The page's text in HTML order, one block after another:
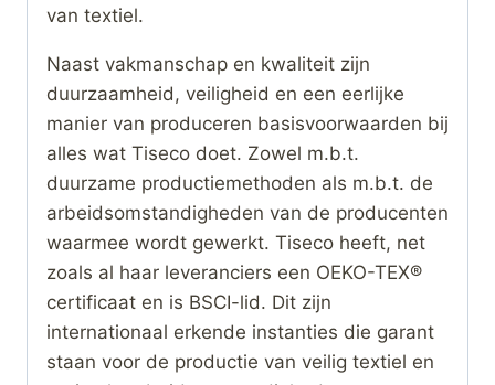
van textiel.
Naast vakmanschap en kwaliteit zijn
duurzaamheid, veiligheid en een eerlijke
manier van produceren basisvoorwaarden bij
alles wat Tiseco doet. Zowel m.b.t.
duurzame productiemethoden als m.b.t. de
arbeidsomstandigheden van de producenten
waarmee wordt gewerkt. Tiseco heeft, net
zoals al haar leveranciers een OEKO-TEX®
certificaat en is BSCI-lid. Dit zijn
internationaal erkende instanties die garant
staan voor de productie van veilig textiel en